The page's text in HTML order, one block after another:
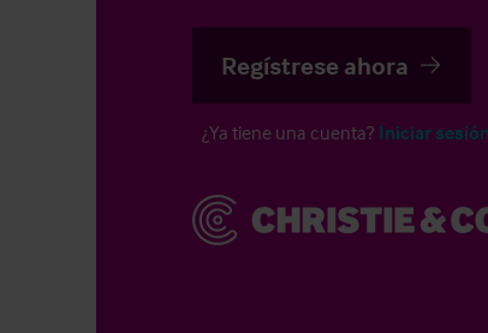
Regístrese ahora
¿Ya tiene una cuenta? Iniciar sesión